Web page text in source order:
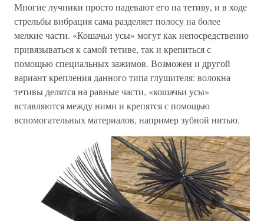
Многие лучники просто надевают его на тетиву, и в ходе
стрельбы вибрация сама разделяет полосу на более
мелкие части. «Кошачьи усы» могут как непосредственно
привязываться к самой тетиве, так и крепиться с
помощью специальных зажимов. Возможен и другой
вариант крепления данного типа глушителя: волокна
тетивы делятся на равные части, «кошачьи усы»
вставляются между ними и крепятся с помощью
вспомогательных материалов, например зубной нитью.